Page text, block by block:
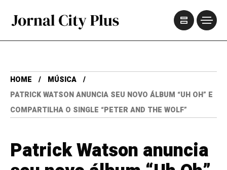
HOME
MÚSICA
PATRICK WATSON ANUNCIA SEU NOVO ÁLBUM “UH OH” E
COMPARTILHA O SINGLE “PETER AND THE WOLF”
Patrick Watson anuncia